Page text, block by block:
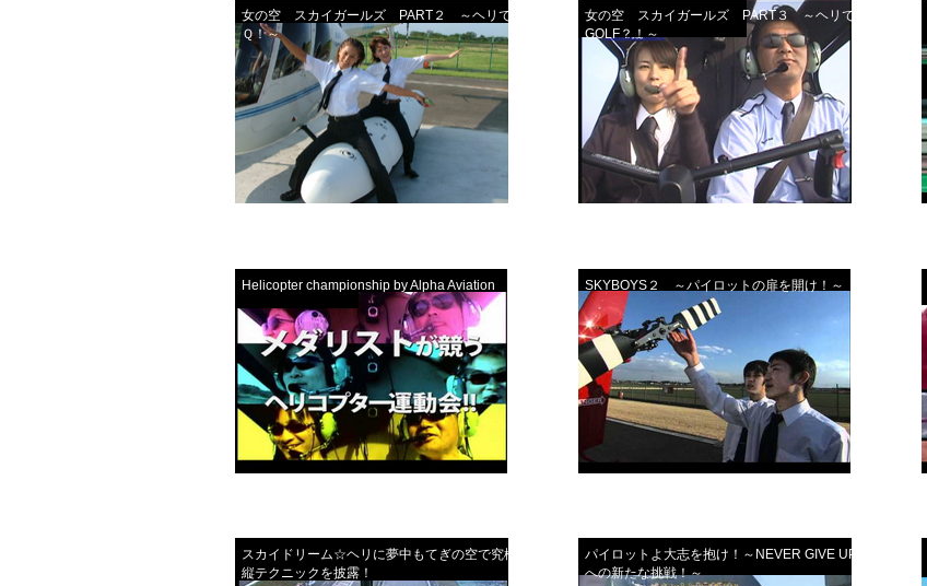
女の空 スカイガールズ PART２ ～ヘリでバーベ
Ｑ！～
女の空 スカイガールズ PART３ ～ヘリで
GOLF？！～
Helicopter championship by Alpha Aviation SKYBOYS２ ～パイロットの扉を開け！～
スカイドリーム☆ヘリに夢中もてぎの空で究極の操
縦テクニックを披露！
パイロットよ大志を抱け！～NEVER GIVE UP 教官
への新たな挑戦！～